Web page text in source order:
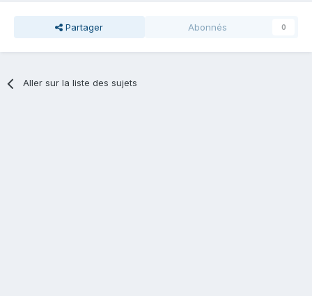
Partager Abonnés 0
Aller sur la liste des sujets